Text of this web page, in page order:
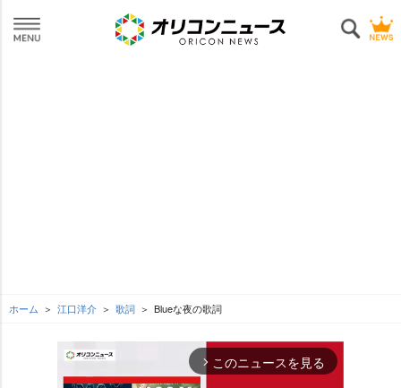
ホーム 江口洋介 歌詞 Blueな夜の歌詞
arrow_forward_ios このニュースを見る